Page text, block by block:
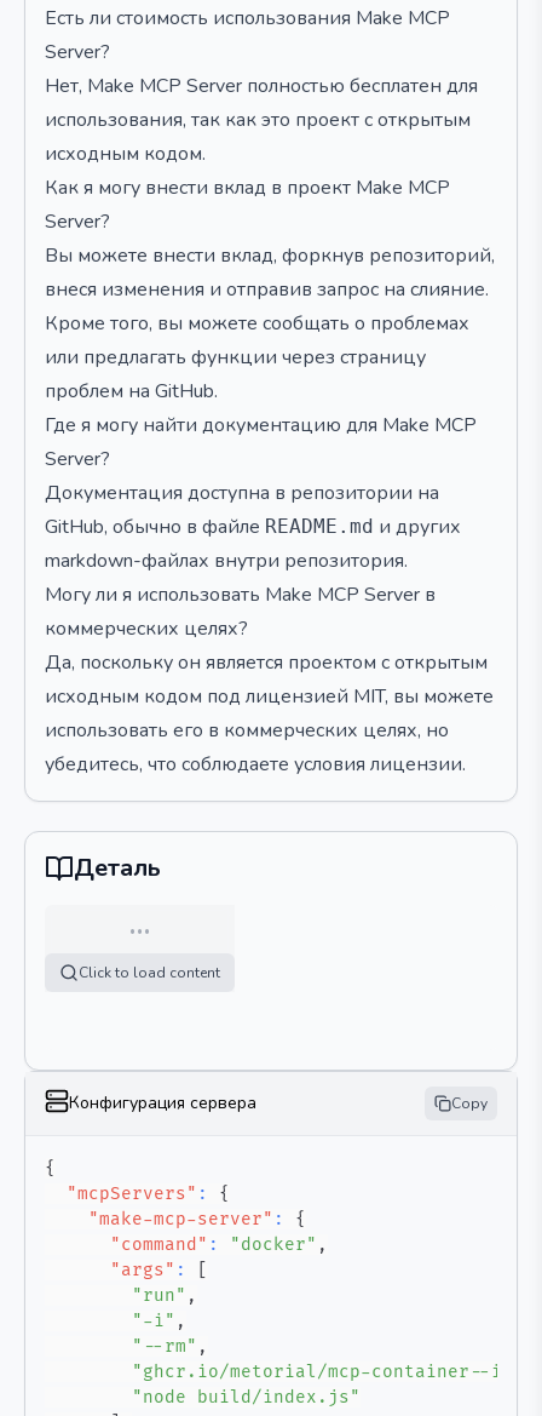
Есть ли стоимость использования Make MCP
Server?
Нет, Make MCP Server полностью бесплатен для
использования, так как это проект с открытым
исходным кодом.
Как я могу внести вклад в проект Make MCP
Server?
Вы можете внести вклад, форкнув репозиторий,
внеся изменения и отправив запрос на слияние.
Кроме того, вы можете сообщать о проблемах
или предлагать функции через страницу
проблем на GitHub.
Где я могу найти документацию для Make MCP
Server?
Документация доступна в репозитории на
GitHub, обычно в файле README.md и других
markdown-файлах внутри репозитория.
Могу ли я использовать Make MCP Server в
коммерческих целях?
Да, поскольку он является проектом с открытым
исходным кодом под лицензией MIT, вы можете
использовать его в коммерческих целях, но
убедитесь, что соблюдаете условия лицензии.
Деталь
…
Click to load content
Конфигурация сервера Copy
{
"mcpServers" :
{
"make-mcp-server" :
{
"command" : "docker" ,
"args" :
"run" ,
"-i" ,
"--rm" ,
"ghcr.io/metorial/mcp-container--
"node build/index.js"